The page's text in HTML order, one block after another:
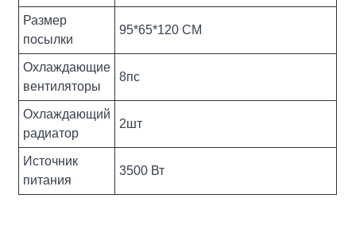
Размер
посылки
95*65*120 СМ
Охлаждающие
вентиляторы
8пс
Охлаждающий
радиатор
2шт
Источник
питания
3500 Вт